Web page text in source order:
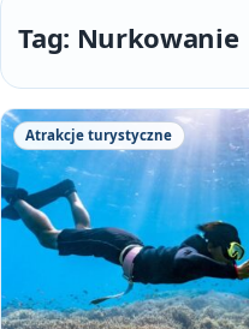
Tag: Nurkowanie
Atrakcje turystyczne